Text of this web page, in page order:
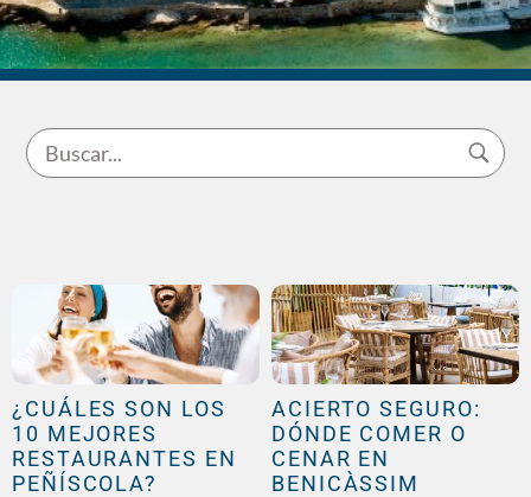
¿CUÁLES SON LOS
10 MEJORES
RESTAURANTES EN
PEÑÍSCOLA?
ACIERTO SEGURO:
DÓNDE COMER O
CENAR EN
BENICÀSSIM